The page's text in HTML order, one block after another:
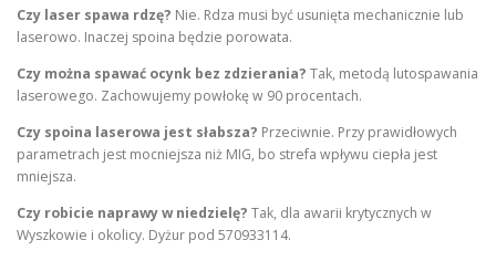
Czy laser spawa rdzę? Nie. Rdza musi być usunięta mechanicznie lub
laserowo. Inaczej spoina będzie porowata.
Czy można spawać ocynk bez zdzierania? Tak, metodą lutospawania
laserowego. Zachowujemy powłokę w 90 procentach.
Czy spoina laserowa jest słabsza? Przeciwnie. Przy prawidłowych
parametrach jest mocniejsza niż MIG, bo strefa wpływu ciepła jest
mniejsza.
Czy robicie naprawy w niedzielę? Tak, dla awarii krytycznych w
Wyszkowie i okolicy. Dyżur pod 570933114.